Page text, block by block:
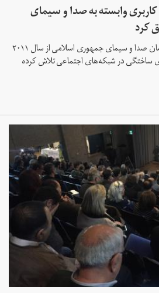
وابسته به صدا و سیمای
کرد
شرکت فیس‌بوک اعلام کرد سازمان صدا و سیمای جمهوری اسلامی از سال ۲۰۱۱
ساختگی در شبکه‌های اجتماعی تلاش کرده